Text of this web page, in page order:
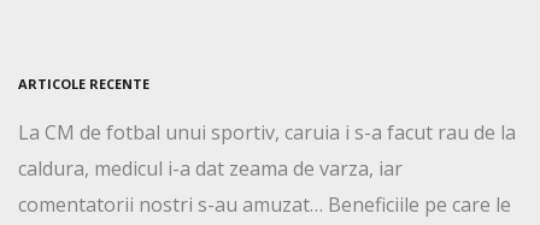
ARTICOLE RECENTE
La CM de fotbal unui sportiv, caruia i s-a facut rau de la
caldura, medicul i-a dat zeama de varza, iar
comentatorii nostri s-au amuzat… Beneficiile pe care le